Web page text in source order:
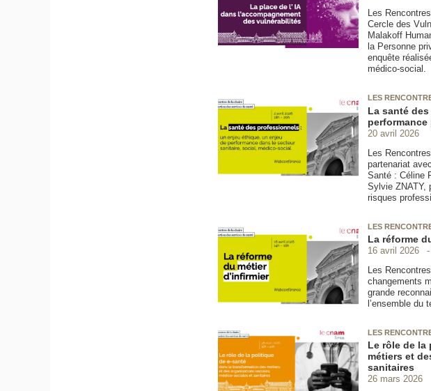
Les
Cercle des
Malakoff
la Personne
enquête
médico-social.
LES
La santé
20 avril 2026
Les
partenariat
Santé : Céline
Sylvie ZNATY,
risques
LES
La réforme
16 avril 2026
Les
changements
grande
l’ensemble du
LES
Le rôle de la
métiers et
sanitaires
26 mars 2026